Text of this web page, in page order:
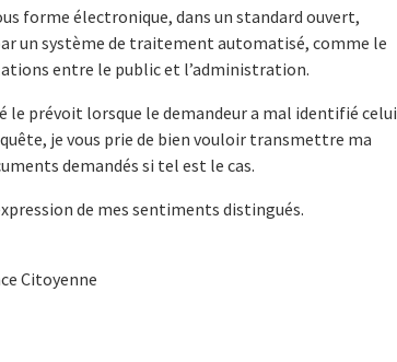
forme électronique, dans un standard ouvert,
un système de traitement automatisé, comme le
entre le public et l’administration.
le prévoit lorsque le demandeur a mal identifié celui
je vous prie de bien vouloir transmettre ma
demandés si tel est le cas.
de mes sentiments distingués.
Citoyenne